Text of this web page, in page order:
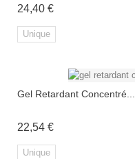
24,40 €Prix
Unique
Gel Retardant Concentré...
22,54 €Prix
Unique